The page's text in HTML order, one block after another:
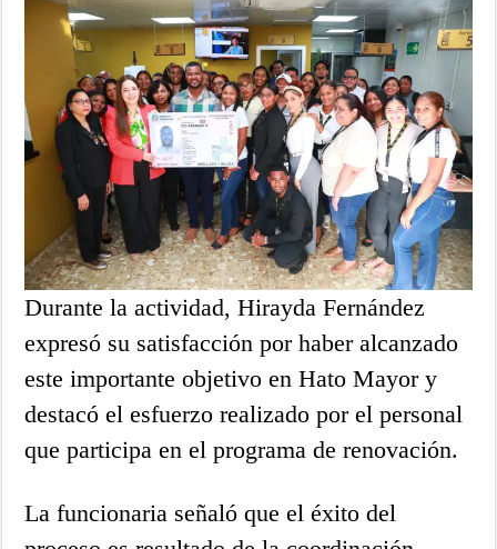
Durante la actividad, Hirayda Fernández
expresó su satisfacción por haber alcanzado
este importante objetivo en Hato Mayor y
destacó el esfuerzo realizado por el personal
que participa en el programa de renovación.
La funcionaria señaló que el éxito del